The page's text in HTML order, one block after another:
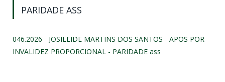
PARIDADE ASS
046.2026 - JOSILEIDE MARTINS DOS SANTOS - APOS POR
INVALIDEZ PROPORCIONAL - PARIDADE ass